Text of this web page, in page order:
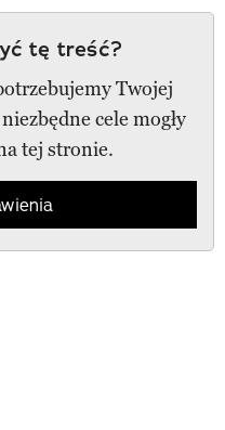
tę treść?
Twojej
cele mogły
tej stronie.